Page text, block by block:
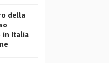
della
in Italia